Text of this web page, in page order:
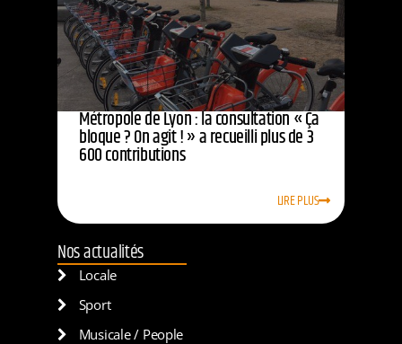
Métropole de Lyon : la consultation « Ça
bloque ? On agit ! » a recueilli plus de 3
600 contributions
LIRE PLUS
Nos actualités
Locale
Sport
Musicale / People